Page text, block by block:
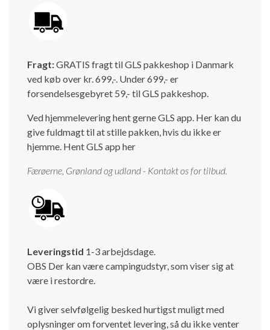
Fragt:GRATIS fragt til GLS pakkeshop i Danmark
ved køb over kr. 699,-. Under 699,- er
forsendelsesgebyret 59,- til GLS pakkeshop.
Ved hjemmelevering hent gerne GLS app. Her kan du
give fuldmagt til at stille pakken, hvis du ikke er
hjemme. Hent GLS app her
Færøerne, Grønland og udland - Kontakt os for tilbud.
Leveringstid 1-3 arbejdsdage.
OBS Der kan være campingudstyr, som viser sig at
være i restordre.
Vi giver selvfølgelig besked hurtigst muligt med
oplysninger om forventet levering, så du ikke venter